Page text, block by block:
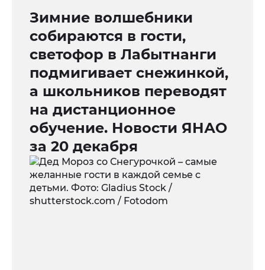
Зимние волшебники
собираются в гости,
светофор в Лабытнанги
подмигивает снежинкой,
а школьников переводят
на дистанционное
обучение. Новости ЯНАО
за 20 декабря